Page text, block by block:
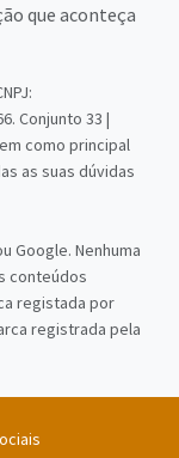
que aconteça
Conjunto 33 |
como principal
as suas dúvidas
Google. Nenhuma
conteúdos
registada por
registrada pela